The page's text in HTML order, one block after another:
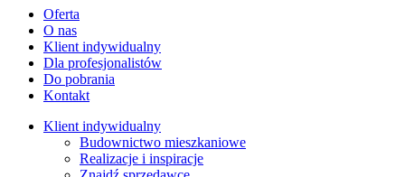
Oferta
O nas
Klient indywidualny
Dla profesjonalistów
Do pobrania
Kontakt
Klient indywidualny
Budownictwo mieszkaniowe
Realizacje i inspiracje